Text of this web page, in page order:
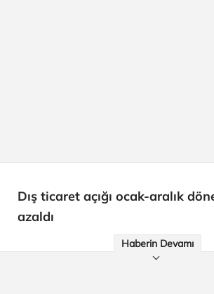
Dış ticaret açığı ocak-aralık
azaldı
Haberin Devamı